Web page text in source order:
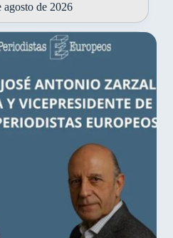
agosto de 2026